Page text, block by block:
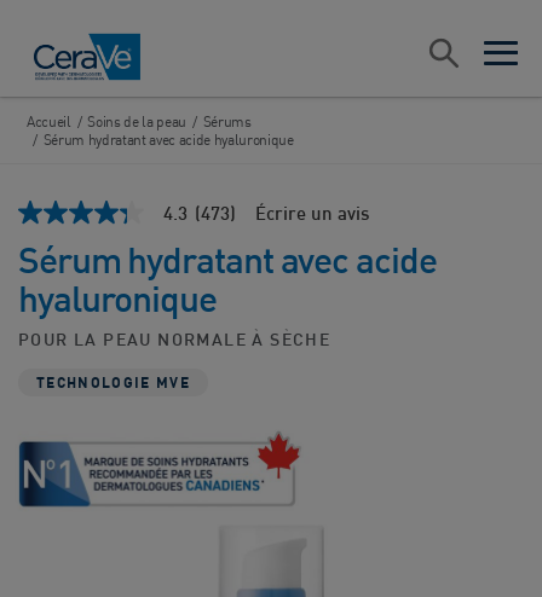
open
open
Recherche
Accueil / Soins de la peau / Sérums
/ Sérum hydratant avec acide hyaluronique
4.3
étoiles
sur
5
valeur
de
moyenne.
Read
Lien
vers
la
même
4.3 (473) Écrire un avis
Sérum hydratant avec acide
hyaluronique
POUR LA PEAU NORMALE À SÈCHE
TECHNOLOGIE MVE